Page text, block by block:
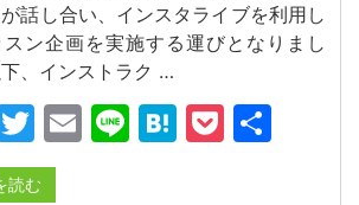
話し合い、インスタライブを利用し
スン企画を実施する運びとなりまし
、インストラク …
Twitter
Email
LineHatena
Pocket
読む